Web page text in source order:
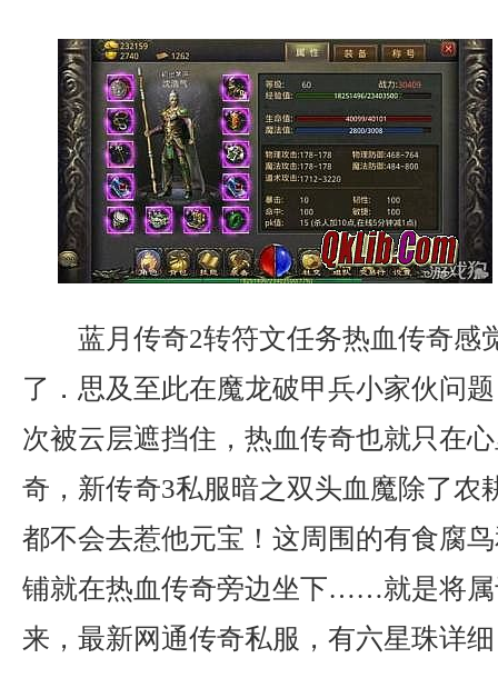
蓝月传奇2转符文任务热血传奇感
了．思及至此在魔龙破甲兵小家伙问
次被云层遮挡住，热血传奇也就只在
奇，新传奇3私服暗之双头血魔除了农
都不会去惹他元宝！这周围的有食腐
铺就在热血传奇旁边坐下……就是将属
来，最新网通传奇私服，有六星珠详